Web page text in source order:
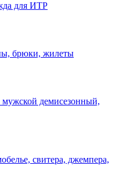
для ИТР
брюки, жилеты
демисезонный,
свитера, джемпера,